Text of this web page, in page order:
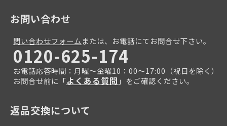
お問い合わせ
問い合わせフォームまたは、お電話にてお問合せ下さい。
0120-625-174
お電話応答時間：月曜～金曜10：00～17:00（祝日を除く）
お問合せ前に「よくある質問 」をご確認ください。
返品交換について